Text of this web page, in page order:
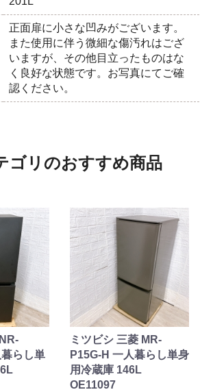
正面扉に小さな凹みがございます。
また使用に伴う微細な傷汚れはござ
いますが、その他目立ったものはな
く良好な状態です。お写真にてご確
認ください。
ゴリのおすすめ商品
らし単
ミツビシ 三菱 MR-
P15G-H 一人暮らし単身
用冷蔵庫 146L
OE11097